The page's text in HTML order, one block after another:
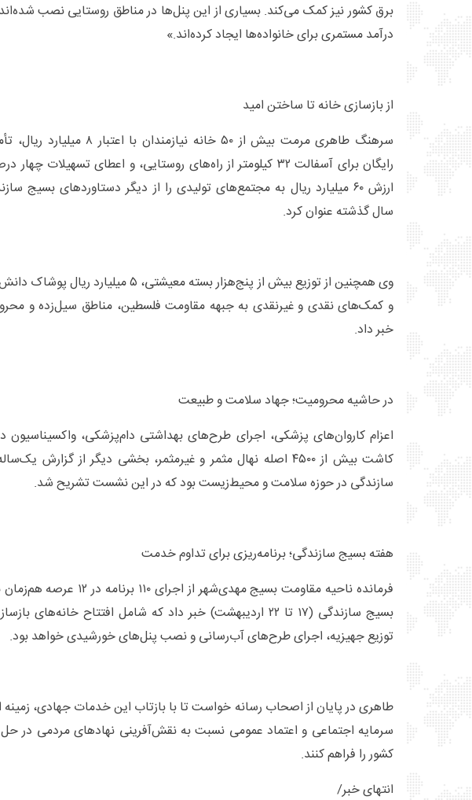
برق کشور نیز کمک می‌کند. بسیاری از این پنل‌ها در مناطق روستایی نصب
درآمد مستمری برای خانواده‌ها ایجاد کرده‌اند.»
از بازسازی خانه تا ساختن امید
سرهنگ طاهری مرمت بیش از ۵۰ خانه نیازمندان با اعتبار
رایگان برای آسفالت ۳۲ کیلومتر از راه‌های روستایی، و اعطای تسهیلات
ارزش ۶۰ میلیارد ریال به مجتمع‌های تولیدی را از دیگر دستاوردهای بسیج
سال گذشته عنوان کرد.
وی همچنین از توزیع بیش از پنج‌هزار بسته معیشتی، ۵ میلیارد
و کمک‌های نقدی و غیرنقدی به جبهه مقاومت فلسطین، مناطق سیل‌زده و
خبر داد.
در حاشیه محرومیت؛ جهاد سلامت و طبیعت
اعزام کاروان‌های پزشکی، اجرای طرح‌های بهداشتی دام‌پزشکی، واکسیناسیون
کاشت بیش از ۴۵۰۰ اصله نهال مثمر و غیرمثمر، بخشی دیگر از گزارش
سازندگی در حوزه سلامت و محیط‌زیست بود که در این نشست تشریح شد.
هفته بسیج سازندگی؛ برنامه‌ریزی برای تداوم خدمت
فرمانده ناحیه مقاومت بسیج مهدی‌شهر از اجرای ۱۱۰
بسیج سازندگی (۱۷ تا ۲۲ اردیبهشت) خبر داد که شامل افتتاح خانه‌های
توزیع جهیزیه، اجرای طرح‌های آب‌رسانی و نصب پنل‌های خورشیدی خواهد بود.
طاهری در پایان از اصحاب رسانه خواست تا با بازتاب این خدمات جهادی،
سرمایه اجتماعی و اعتماد عمومی نسبت به نقش‌آفرینی نهادهای مردمی در
کشور را فراهم کنند.
انتهای خبر/